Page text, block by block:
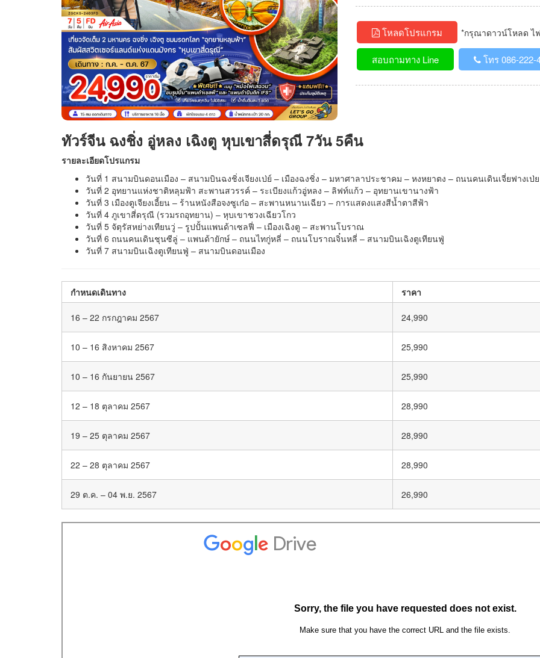
โหลดโปรแกรม *กรุณาดาวน์โหลด ไฟ
สอบถามทาง Line โทร 086-222-
ทัวร์จีน ฉงชิ่ง อู่หลง เฉิงตู หุบเขาสี่ดรุณี 7วัน 5คืน
รายละเอียดโปรแกรม
วันที่ 1 สนามบินดอนเมือง – สนามบินฉงชิ่งเจียงเป่ย์ – เมืองฉงชิ่ง – มหาศาลาประชาคม – หงหยาตง – ถนนคนเดินเจี่ยฟางเป่ย
วันที่ 2 อุทยานแห่งชาติหลุมฟ้า สะพานสวรรค์ – ระเบียงแก้วอู่หลง – ลิฟท์แก้ว – อุทยานเขานางฟ้า
วันที่ 3 เมืองตูเจียงเอี้ยน – ร้านหนังสือจงซูเก๋อ – สะพานหนานเฉียว – การแสดงแสงสีน้ำตาสีฟ้า
วันที่ 4 ภูเขาสี่ดรุณี (รวมรถอุทยาน) – หุบเขาชวงเฉียวโกว
วันที่ 5 จัตุรัสหย่างเทียนวู่ – รูปปั้นแพนด้าเซลฟี่ – เมืองเฉิงตู – สะพานโบราณ
วันที่ 6 ถนนคนเดินชุนซีลู่ – แพนด้ายักษ์ – ถนนไทกู่หลี่ – ถนนโบราณจิ๋นหลี่ – สนามบินเฉิงตูเทียนฟู่
วันที่ 7 สนามบินเฉิงตูเทียนฟู่ – สนามบินดอนเมือง
กำหนดเดินทาง ราคา
16 – 22 กรกฎาคม 2567 24,990
10 – 16 สิงหาคม 2567 25,990
10 – 16 กันยายน 2567 25,990
12 – 18 ตุลาคม 2567 28,990
19 – 25 ตุลาคม 2567 28,990
22 – 28 ตุลาคม 2567 28,990
29 ต.ค. – 04 พ.ย. 2567 26,990